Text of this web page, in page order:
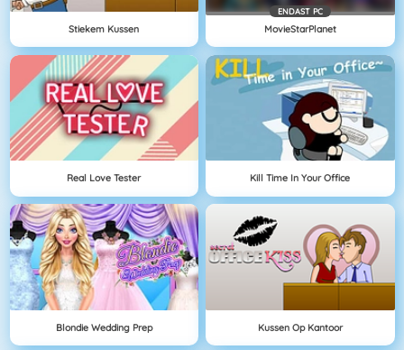
Stiekem Kussen
ENDAST PC
MovieStarPlanet
Real Love Tester Kill Time In Your Office
Blondie Wedding Prep Kussen Op Kantoor